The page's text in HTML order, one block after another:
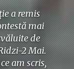
a remis
mai
de
2 Mai.
am scris,